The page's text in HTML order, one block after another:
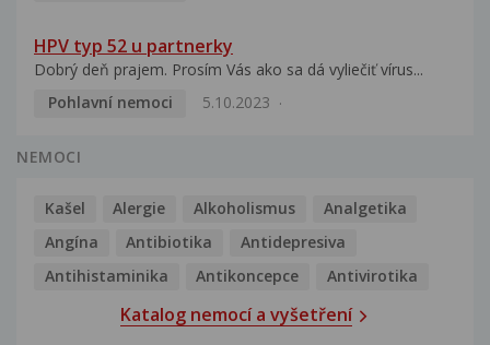
HPV typ 52 u partnerky
Dobrý deň prajem. Prosím Vás ako sa dá vyliečiť vírus...
Pohlavní nemoci
5.10.2023
NEMOCI
Kašel Alergie Alkoholismus
Analgetika
Angína
Antibiotika
Antidepresiva
Antihistaminika
Antikoncepce Antivirotika
Katalog nemocí a vyšetření